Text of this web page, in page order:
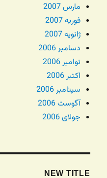
مارس 2007
فوریه 2007
ژانویه 2007
دسامبر 2006
نوامبر 2006
اکتبر 2006
سپتامبر 2006
آگوست 2006
جولای 2006
NEW TITLE